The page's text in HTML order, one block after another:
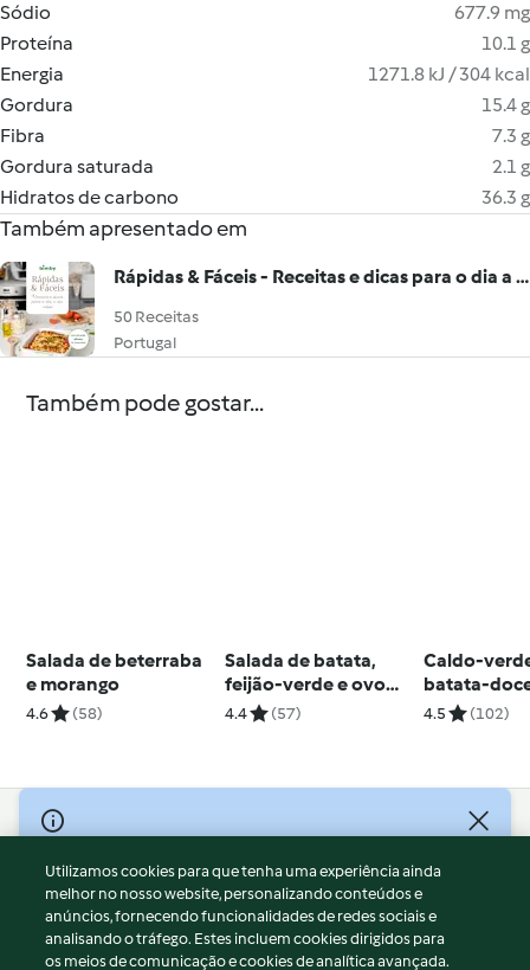
Sódio
677.9 mg
Proteína
10.1 g
Energia
1271.8 kJ / 304 kcal
Gordura
15.4 g
Fibra
7.3 g
Gordura saturada
2.1 g
Hidratos de carbono
36.3 g
Também apresentado em
Rápidas & Fáceis - Receitas e dicas para o dia a dia
50 Receitas
Portugal
Também pode gostar...
Salada de beterraba
e morango
4.6 (58)
Salada de batata,
feijão-verde e ovo
cozido
4.4 (57)
Caldo-
batata-
4.5 (102)
© Copyright 2026
Termos de Utilização
Aviso sobre Proteção de Dados
Aviso
Utilizamos cookies para que tenha uma experiência ainda
melhor no nosso website, personalizando conteúdos e
anúncios, fornecendo funcionalidades de redes sociais e
analisando o tráfego. Estes incluem cookies dirigidos para
os meios de comunicação e cookies de analítica avançada.